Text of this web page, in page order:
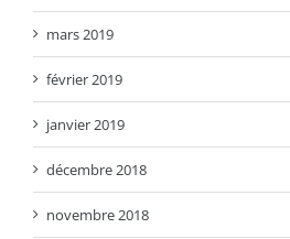
mars 2019
février 2019
janvier 2019
décembre 2018
novembre 2018